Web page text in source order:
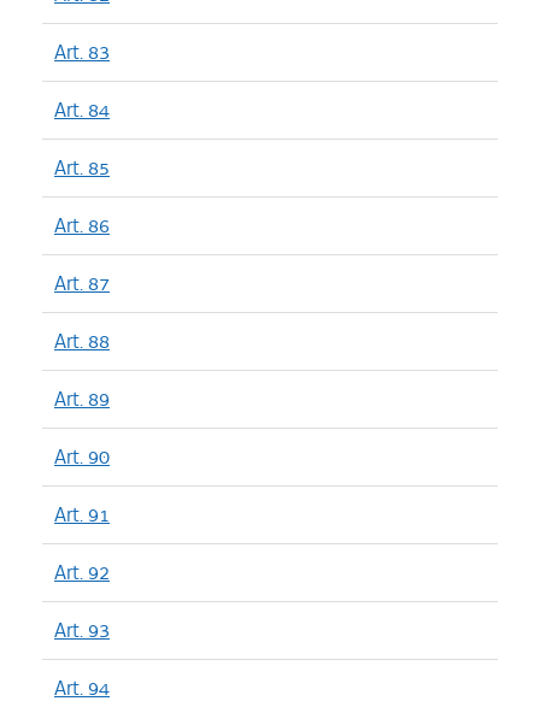
Art. 83
Art. 84
Art. 85
Art. 86
Art. 87
Art. 88
Art. 89
Art. 90
Art. 91
Art. 92
Art. 93
Art. 94